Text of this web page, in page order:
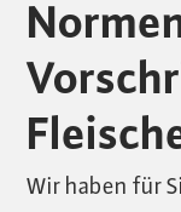
Wir haben für